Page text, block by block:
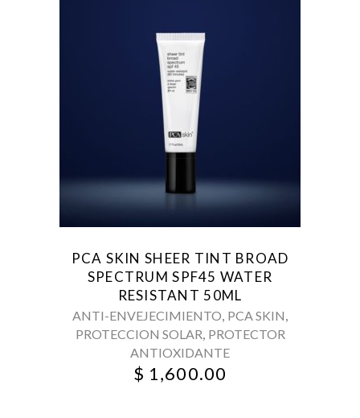
PCA SKIN SHEER TINT BROAD
SPECTRUM SPF45 WATER
RESISTANT 50ML
ANTI-ENVEJECIMIENTO, PCA SKIN,
PROTECCION SOLAR, PROTECTOR
ANTIOXIDANTE
$ 1,600.00